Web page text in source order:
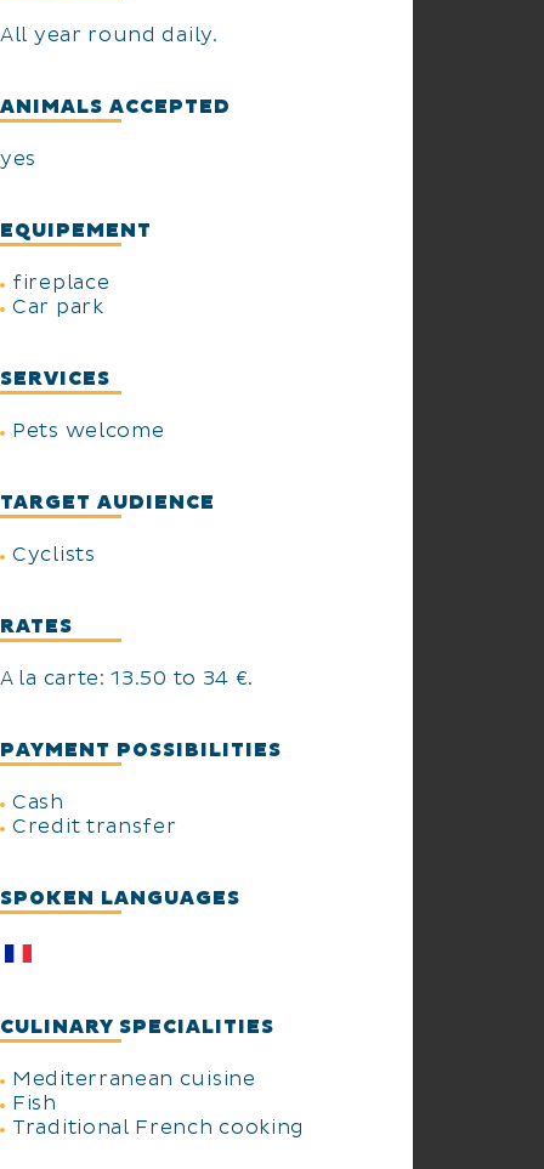
All year round daily.
ANIMALS ACCEPTED
yes
EQUIPEMENT
fireplace
Car park
SERVICES
Pets welcome
TARGET AUDIENCE
Cyclists
RATES
A la carte: 13.50 to 34 €.
PAYMENT POSSIBILITIES
Cash
Credit transfer
SPOKEN LANGUAGES
CULINARY SPECIALITIES
Mediterranean cuisine
Fish
Traditional French cooking